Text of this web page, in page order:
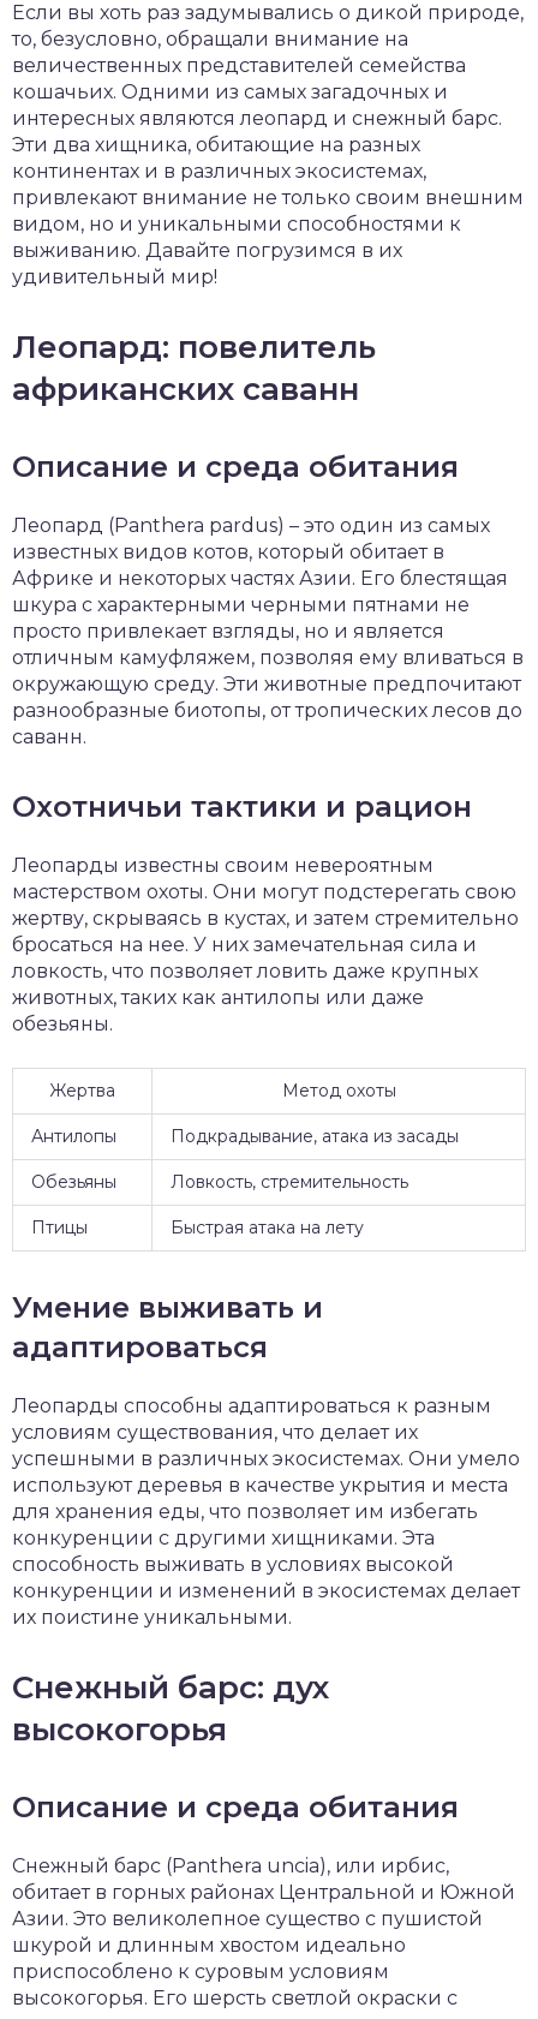
Если вы хоть раз задумывались о дикой природе,
то, безусловно, обращали внимание на
величественных представителей семейства
кошачьих. Одними из самых загадочных и
интересных являются леопард и снежный барс.
Эти два хищника, обитающие на разных
континентах и в различных экосистемах,
привлекают внимание не только своим внешним
видом, но и уникальными способностями к
выживанию. Давайте погрузимся в их
удивительный мир!
Леопард: повелитель
африканских саванн
Описание и среда обитания
Леопард (Panthera pardus) – это один из самых
известных видов котов, который обитает в
Африке и некоторых частях Азии. Его блестящая
шкура с характерными черными пятнами не
просто привлекает взгляды, но и является
отличным камуфляжем, позволяя ему вливаться в
окружающую среду. Эти животные предпочитают
разнообразные биотопы, от тропических лесов до
саванн.
Охотничьи тактики и рацион
Леопарды известны своим невероятным
мастерством охоты. Они могут подстерегать свою
жертву, скрываясь в кустах, и затем стремительно
бросаться на нее. У них замечательная сила и
ловкость, что позволяет ловить даже крупных
животных, таких как антилопы или даже
обезьяны.
Жертва Метод охоты
Антилопы Подкрадывание, атака из засады
Обезьяны Ловкость, стремительность
Птицы Быстрая атака на лету
Умение выживать и
адаптироваться
Леопарды способны адаптироваться к разным
условиям существования, что делает их
успешными в различных экосистемах. Они умело
используют деревья в качестве укрытия и места
для хранения еды, что позволяет им избегать
конкуренции с другими хищниками. Эта
способность выживать в условиях высокой
конкуренции и изменений в экосистемах делает
их поистине уникальными.
Снежный барс: дух
высокогорья
Описание и среда обитания
Снежный барс (Panthera uncia), или ирбис,
обитает в горных районах Центральной и Южной
Азии. Это великолепное существо с пушистой
шкурой и длинным хвостом идеально
приспособлено к суровым условиям
высокогорья. Его шерсть светлой окраски с